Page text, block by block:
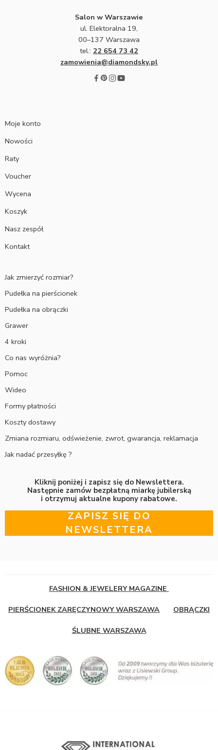
Salon w Warszawie
ul. Elektoralna 19,
00–137 Warszawa
tel.: 22 654 73 42
zamowienia@diamondsky.pl
Moje konto
Nowości
Raty
Voucher
Wycena
Koszyk
Nasz zespół
Kontakt
Jak zmierzyć rozmiar?
Pudełka na pierścionek
Pudełka na obrączki
Grawer
4 kroki
Co nas wyróżnia?
Pomoc
Wideo
Formy płatności
Koszty dostawy
Zmiana rozmiaru, odświeżenie, zwrot, gwarancja, reklamacja
Jak nadać przesyłkę ?
Kliknij poniżej i zapisz się do Newslettera.
Następnie zamów bezpłatną miarkę jubilerską
i otrzymuj aktualne kupony rabatowe.
ZAPISZ SIĘ DO
NEWSLETTERA
FASHION & JEWELERY MAGAZINE
PIERŚCIONEK ZARĘCZYNOWY WARSZAWA OBRĄCZKI
ŚLUBNE WARSZAWA